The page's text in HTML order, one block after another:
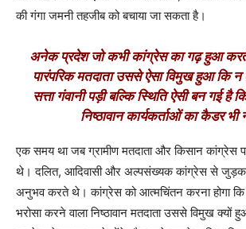
की गंगा जमनी तहजीब को बचाया जा सकता है।
अनेक प्रदेश जो कभी कांग्रेस का गढ़ हुआ करते
पारंपरिक मतदाता उससे ऐसा विमुख हुआ कि
सत्ता गंवानी पड़ी बल्कि स्थिति ऐसी बन गई
निष्ठावान कार्यकर्ताओं का कैडर भी
एक समय था जब ग्रामीण मतदाता और किसान कांग्रेस
थे। दलित, आदिवासी और अल्पसंख्यक कांग्रेस से जुड़कर
अनुभव करते थे। कांग्रेस को आत्मचिंतन करना होगा कि
भरोसा करने वाला निष्ठावान मतदाता उससे विमुख क्यों